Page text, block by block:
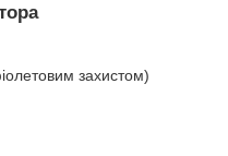
захистом)